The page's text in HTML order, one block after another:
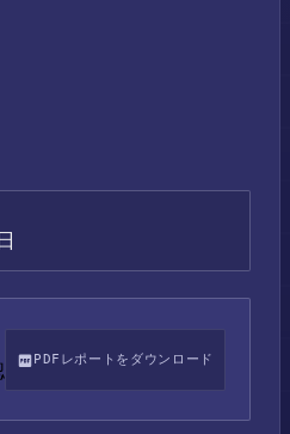
PDFレポートをダウンロード